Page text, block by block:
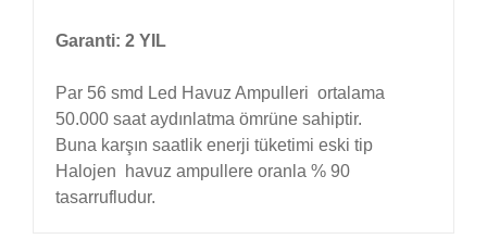
Garanti: 2 YIL
Par 56 smd Led Havuz Ampulleri ortalama
50.000 saat aydınlatma ömrüne sahiptir.
Buna karşın saatlik enerji tüketimi eski tip
Halojen havuz ampullere oranla % 90
tasarrufludur.